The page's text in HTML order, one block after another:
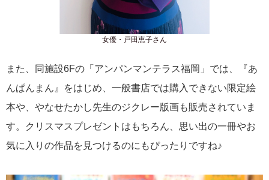
女優・戸田恵子さん
また、同施設6Fの「アンパンマンテラス福岡」では、『あ
んぱんまん』をはじめ、一般書店では購入できない限定絵
本や、やなせたかし先生のジクレー版画も販売されていま
す。クリスマスプレゼントはもちろん、思い出の一冊やお
気に入りの作品を見つけるのにもぴったりですね♪